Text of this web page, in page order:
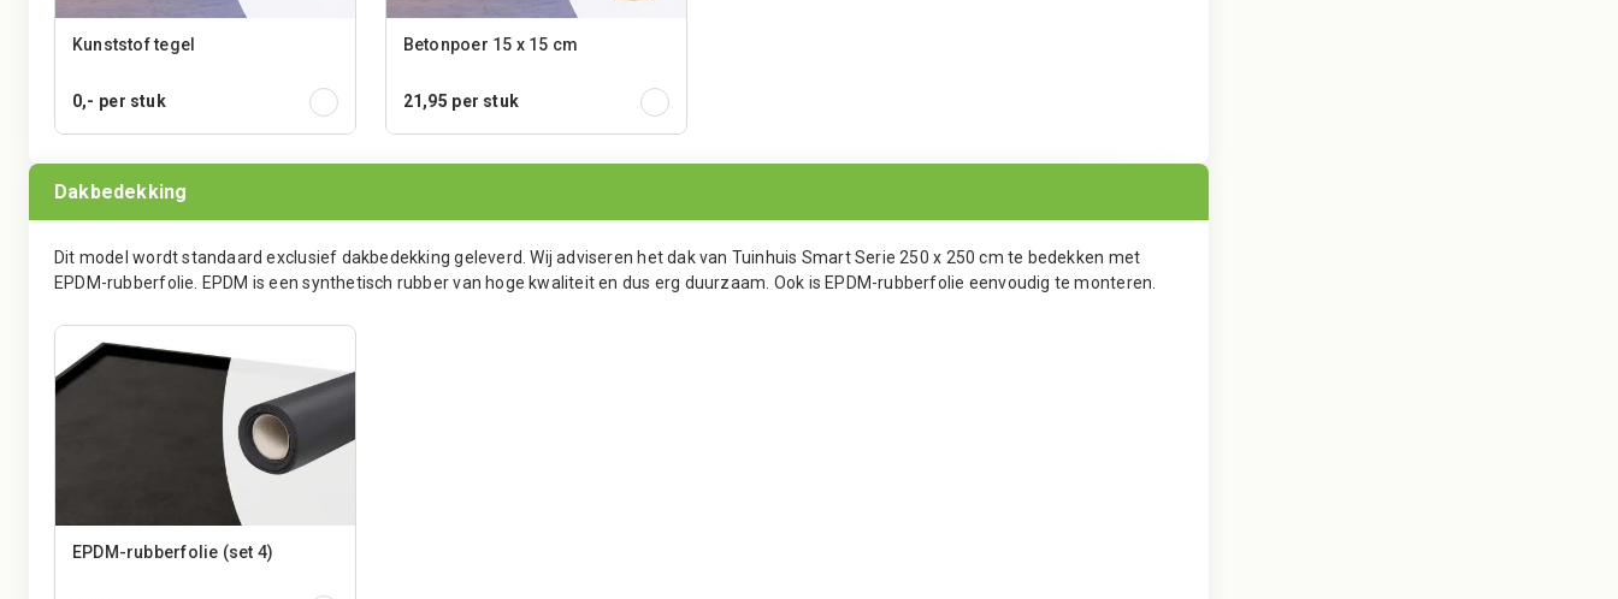
Kunststof tegel
0,- per stuk
Betonpoer 15 x 15 cm
21,95 per stuk
Dakbedekking
Dit model wordt standaard exclusief dakbedekking geleverd. Wij adviseren het dak van Tuinhuis Smart Serie 250 x 250 cm te bedekken met
EPDM-rubberfolie. EPDM is een synthetisch rubber van hoge kwaliteit en dus erg duurzaam. Ook is EPDM-rubberfolie eenvoudig te monteren.
EPDM-rubberfolie (set 4)